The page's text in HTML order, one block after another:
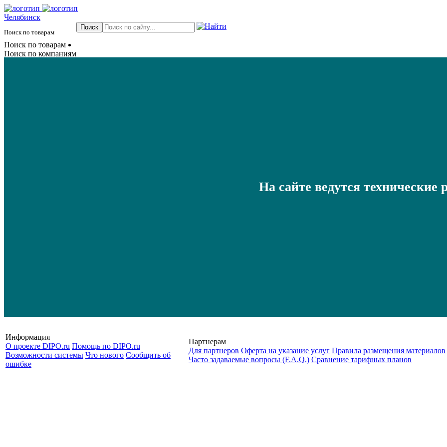
Челябинск
Поиск по товарам
Поиск по товарам
Поиск по компаниям
На сайте ведутся технические
Информация
О проекте DIPO.ru Помощь по DIPO.ru
Возможности системы Что нового Сообщить об
ошибке
Партнерам
Для партнеров Оферта на указание услуг Правила размещения материалов
Часто задаваемые вопросы (F.A.Q.) Cравнение тарифных планов